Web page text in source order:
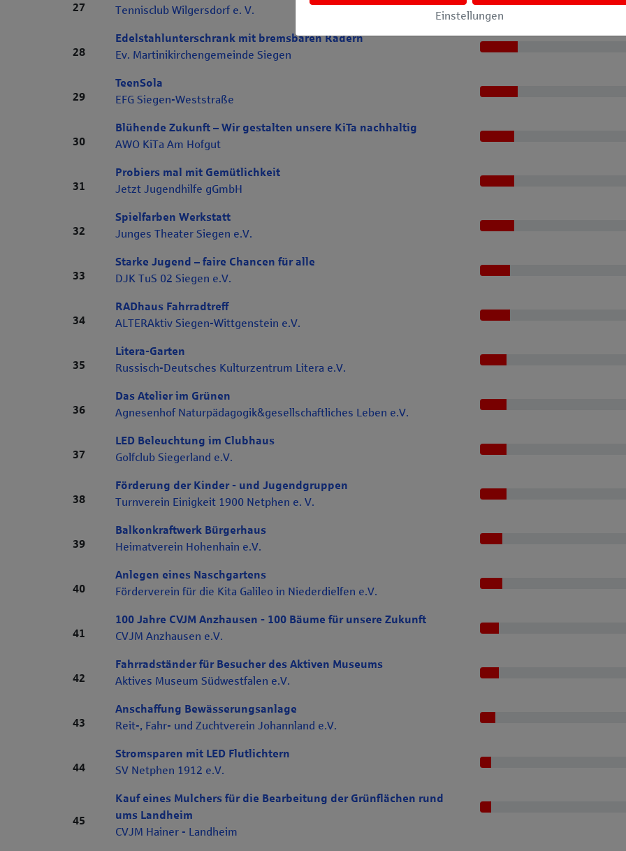
Einstellungen
Rang 27
27
Tennisclub Wilgersdorf e. V.
Rang 28
28
Edelstahlunterschrank mit bremsbaren Rädern
Ev. Martinikirchengemeinde Siegen
Rang 29
29
TeenSola
EFG Siegen-Weststraße
Rang 30
30
Blühende Zukunft – Wir gestalten unsere KiTa nachhaltig
AWO KiTa Am Hofgut
Rang 31
31
Probiers mal mit Gemütlichkeit
Jetzt Jugendhilfe gGmbH
Rang 32
32
Spielfarben Werkstatt
Junges Theater Siegen e.V.
Rang 33
33
Starke Jugend – faire Chancen für alle
DJK TuS 02 Siegen e.V.
Rang 34
34
RADhaus Fahrradtreff
ALTERAktiv Siegen-Wittgenstein e.V.
Rang 35
35
Litera-Garten
Russisch-Deutsches Kulturzentrum Litera e.V.
Rang 36
36
Das Atelier im Grünen
Agnesenhof Naturpädagogik&gesellschaftliches Leben e.V.
Rang 37
37
LED Beleuchtung im Clubhaus
Golfclub Siegerland e.V.
Rang 38
38
Förderung der Kinder - und Jugendgruppen
Turnverein Einigkeit 1900 Netphen e. V.
Rang 39
39
Balkonkraftwerk Bürgerhaus
Heimatverein Hohenhain e.V.
Rang 40
40
Anlegen eines Naschgartens
Förderverein für die Kita Galileo in Niederdielfen e.V.
Rang 41
41
100 Jahre CVJM Anzhausen - 100 Bäume für unsere Zukunft
CVJM Anzhausen e.V.
Rang 42
42
Fahrradständer für Besucher des Aktiven Museums
Aktives Museum Südwestfalen e.V.
Rang 43
43
Anschaffung Bewässerungsanlage
Reit-, Fahr- und Zuchtverein Johannland e.V.
Rang 44
44
Stromsparen mit LED Flutlichtern
SV Netphen 1912 e.V.
Rang 45
45
Kauf eines Mulchers für die Bearbeitung der Grünflächen rund
ums Landheim
CVJM Hainer - Landheim